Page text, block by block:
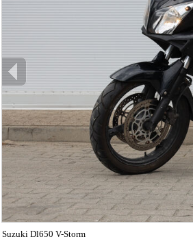
Suzuki Dl650 V-Storm